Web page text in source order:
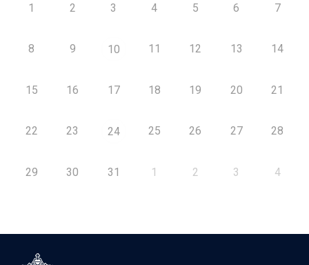
1 2 3 4 5 6 7
8 9 10 11 12 13 14
15 16 17 18 19 20 21
22 23 24 25 26 27 28
29 30 31 1 2 3 4